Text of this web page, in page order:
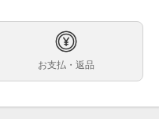
お支払・返品